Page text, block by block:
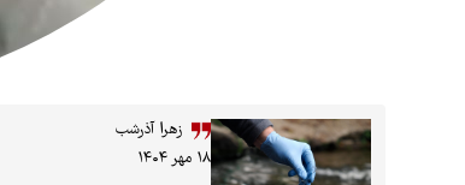
زهرا آذرشب
۱۸ مهر ۱۴۰۴